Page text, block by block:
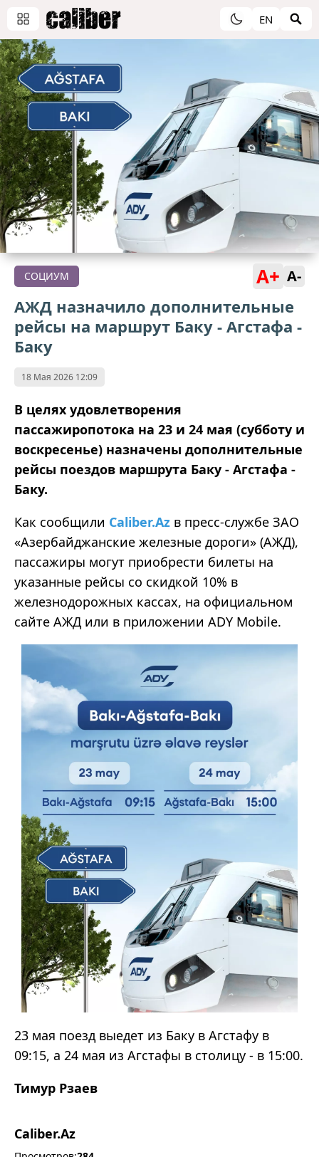
EN
СОЦИУМ A+ A-
АЖД назначило дополнительные
рейсы на маршрут Баку - Агстафа -
Баку
18 Мая 2026 12:09
В целях удовлетворения
пассажиропотока на 23 и 24 мая (субботу и
воскресенье) назначены дополнительные
рейсы поездов маршрута Баку - Агстафа -
Баку.
Как сообщили Caliber.Az в пресс-службе ЗАО
«Азербайджанские железные дороги» (АЖД),
пассажиры могут приобрести билеты на
указанные рейсы со скидкой 10% в
железнодорожных кассах, на официальном
сайте АЖД или в приложении ADY Mobile.
23 мая поезд выедет из Баку в Агстафу в
09:15, а 24 мая из Агстафы в столицу - в 15:00.
Тимур Рзаев
Caliber.Az